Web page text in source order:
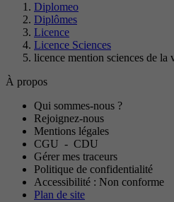
Diplomeo
Diplômes
Licence
Licence Sciences
licence mention sciences de la
À propos
Qui sommes-nous ?
Rejoignez-nous
Mentions légales
CGU - CDU
Gérer mes traceurs
Politique de confidentialité
Accessibilité : Non conforme
Plan de site